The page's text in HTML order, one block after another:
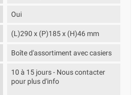
Oui
(L)290 x (P)185 x (H)46 mm
Boîte d'assortiment avec casiers
10 à 15 jours - Nous contacter
pour plus d'info